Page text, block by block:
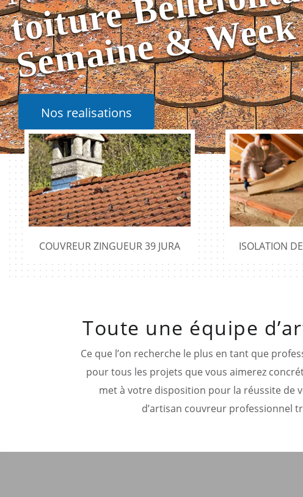
Nos realisations
COUVREUR ZINGUEUR 39 JURA ISOLATION
Toute une équipe
Ce que l’on recherche le plus en tant que
pour tous les projets que vous aimerez
met à votre disposition pour la réussite de
d’artisan couvreur professionnel